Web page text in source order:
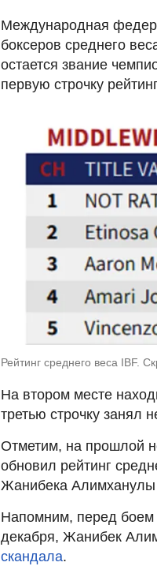
Международная
боксеров среднего
остается звание
первую строчку
Рейтинг среднего веса IBF.
На втором месте
третью строчку занял
Отметим, на прошлой
обновил рейтинг
Жанибека Алимханулы
Напомним, перед боем
декабря, Жанибек
скандала.